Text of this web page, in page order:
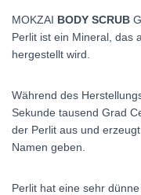
MOKZAI BODY SCRUB
Perlit ist ein Mineral, das
hergestellt wird.
Während des
Sekunde tausend Grad
der Perlit aus und
Namen geben.
Perlit hat eine sehr